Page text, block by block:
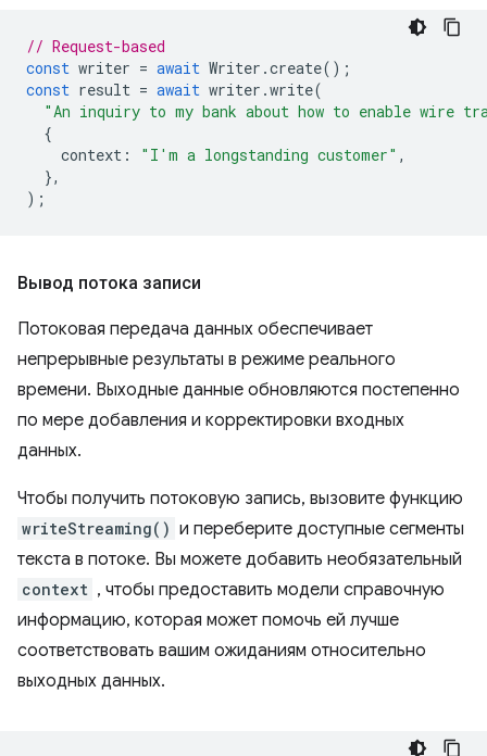
// Request-based
const writer = await Writer .create();
const result = await writer .write(
"An inquiry to my bank about how to enable wire
{
context : "I'm a longstanding customer" ,
},
);
Вывод потока записи
Потоковая передача данных обеспечивает
непрерывные результаты в режиме реального
времени. Выходные данные обновляются постепенно
по мере добавления и корректировки входных
данных.
Чтобы получить потоковую запись, вызовите функцию
writeStreaming() и переберите доступные сегменты
текста в потоке. Вы можете добавить необязательный
context , чтобы предоставить модели справочную
информацию, которая может помочь ей лучше
соответствовать вашим ожиданиям относительно
выходных данных.